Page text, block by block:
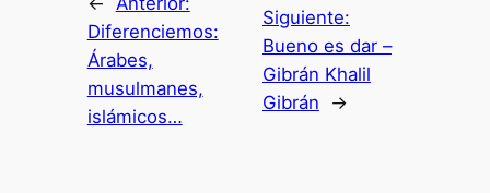
Diferenciemos:
Árabes,
musulmanes,
islámicos…
Siguiente:
Bueno es dar –
Gibrán Khalil
Gibrán
→